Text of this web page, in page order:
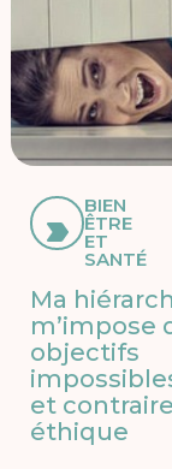
BIEN
ÊTRE
ET
SANTÉ
Ma
m’impose
objectifs
et
éthique